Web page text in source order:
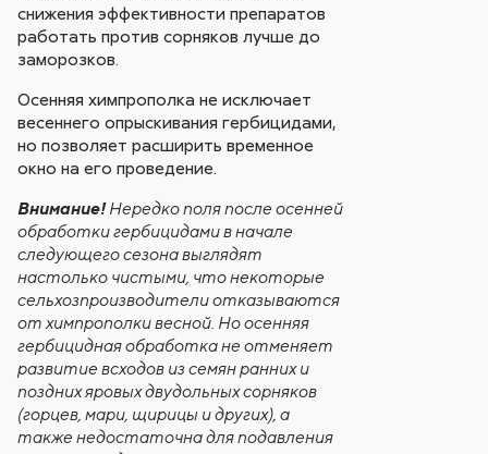
снижения эффективности препаратов
работать против сорняков лучше до
заморозков.
Осенняя химпрополка не исключает
весеннего опрыскивания гербицидами,
но позволяет расширить временное
окно на его проведение.
Внимание!Нередко поля после осенней
обработки гербицидами в начале
следующего сезона выглядят
настолько чистыми, что некоторые
сельхозпроизводители отказываются
от химпрополки весной. Но осенняя
гербицидная обработка не отменяет
развитие всходов из семян ранних и
поздних яровых двудольных сорняков
(горцев, мари, щирицы и других), а
также недостаточна для подавления